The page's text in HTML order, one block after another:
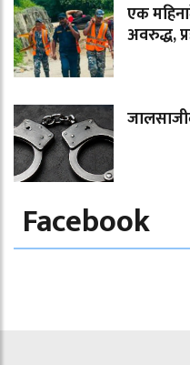
एक
अवरुद्ध,
Facebook